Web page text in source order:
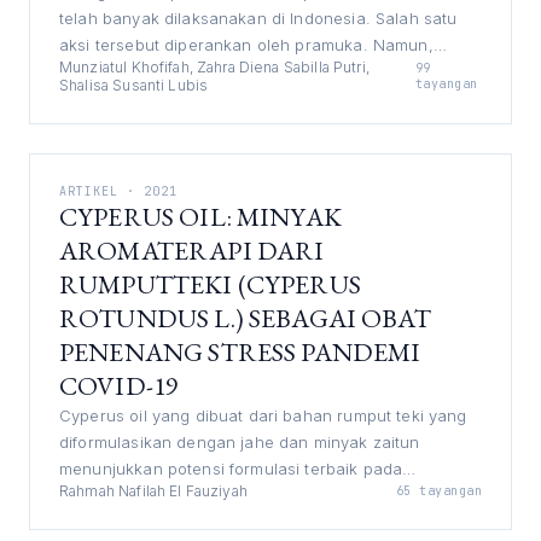
telah banyak dilaksanakan di Indonesia. Salah satu
aksi tersebut diperankan oleh pramuka. Namun,
belum banyak aksi sosial di lingkungan pondok
gerakan sosial kemasyarakatan diperlukan untuk
merefleksikan dan mengadaptasikan kegiatan sosial.
protokol kesehatan 3M yang sudah dilakukan oleh
pramuka Indonesia, dan (2) mensintesis gagasan
gerakan sosial yang mendukung kemandirian
penegakan protokol kesehatan 3M. Metode penulisan
pendekatan analisis deskriptif kualitatif. Penulisan ini
dilakukan selama 3 minggu di MA Integratif NU Al-
Hikmah dan PPPI Jeru Tumpang. Pengumpulan data
berupa data literatur, observasi, wawancara, dan
dokumentasi. Analisis data dilakukan dengan: (1)
mereduksi data, (2) menyajikan data, dan (3) menarik
Munziatul Khofifah, Zahra Diena Sabilla Putri,
Shalisa Susanti Lubis
99
tayangan
ARTIKEL · 2021
CYPERUS OIL: MINYAK
AROMATERAPI DARI
RUMPUTTEKI (CYPERUS
ROTUNDUS L.) SEBAGAI OBAT
PENENANG STRESS PANDEMI
COVID-19
Cyperus oil yang dibuat dari bahan rumput teki yang
diformulasikan dengan jahe dan minyak zaitun
menunjukkan potensi formulasi terbaik pada
komposisi 4,8 gram jahe & 14,4 gram teki (produk
Rahmah Nafilah El Fauziyah 65 tayangan